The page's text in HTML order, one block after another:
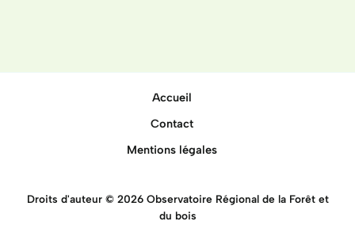
Accueil
Contact
Mentions légales
Droits d'auteur © 2026 Observatoire Régional de la Forêt et
du bois